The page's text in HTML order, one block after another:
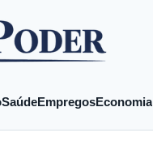
SaúdeEmpregosEconomia